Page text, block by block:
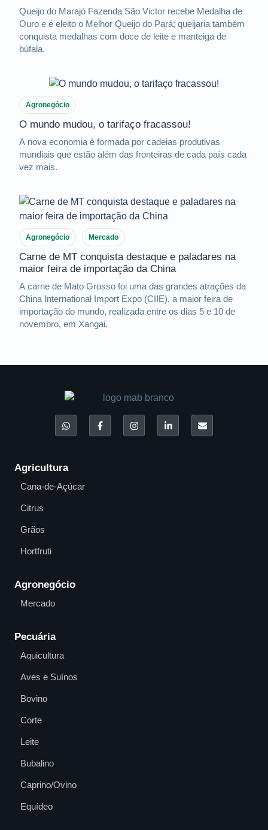
Queijo do Marajó Fazenda São Victor recebe Medalha de
Ouro e é eleito o Melhor Queijo do Pará; queijaria também
conquista medalhas com doce de leite e manteiga de
búfala.
Agronegócio
O mundo mudou, o tarifaço fracassou!
A nova economia é formada por cadeias produtivas
mundiais que estão além das fronteiras de cada país cada
vez mais.
Agronegócio Mercado
Carne de MT conquista destaque e paladares na
maior feira de importação da China
A carne de Mato Grosso foi uma das grandes atrações da
China International Import Expo (CIIE), a maior feira de
importação do mundo, realizada entre os dias 5 e 10 de
novembro, em Xangai.
Agricultura
Cana-de-Açúcar
Citrus
Grãos
Hortfruti
Agronegócio
Mercado
Pecuária
Aquicultura
Aves e Suínos
Bovino
Corte
Leite
Bubalino
Caprino/Ovino
Equídeo